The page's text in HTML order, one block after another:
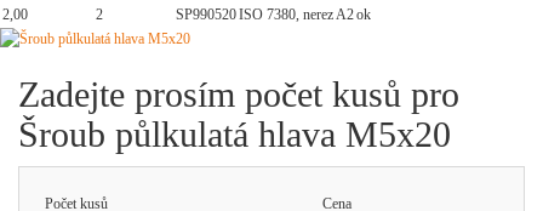
2,00
2 SP990520ISO 7380, nerez A2ok
Zadejte prosím počet kusů pro
Šroub půlkulatá hlava M5x20
Počet kusů
Cena